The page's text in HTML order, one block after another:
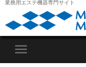
業務用エステ機器専門サイト